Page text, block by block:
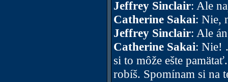
Jeffrey Sinclair: Ale
Catherine Sakai: Nie,
Jeffrey Sinclair: Ale
Catherine Sakai: Nie!
si to môže ešte
robíš. Spomínam si na